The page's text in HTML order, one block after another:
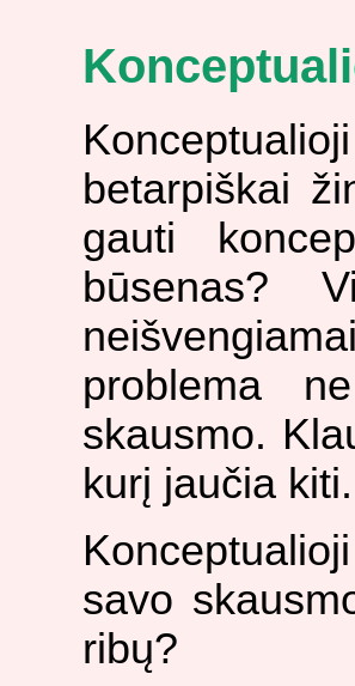
betarpiškai
gauti
būsenas?
problema
skausmo.
kurį jaučia kiti.
savo
ribų?